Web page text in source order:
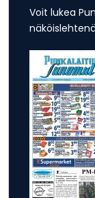
Voit lukea